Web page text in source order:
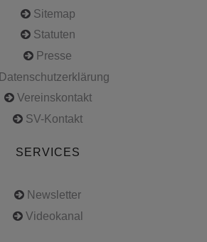
Sitemap
Statuten
Presse
Datenschutzerklärung
Vereinskontakt
SV-Kontakt
SERVICES
Newsletter
Videokanal